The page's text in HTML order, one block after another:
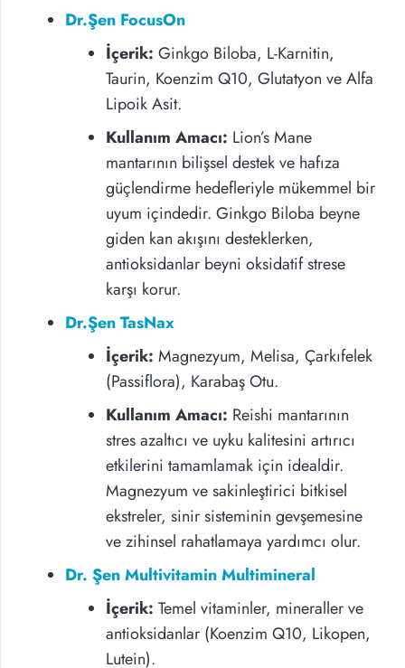
Dr.Şen FocusOn
İçerik: Ginkgo Biloba, L-Karnitin,
Taurin, Koenzim Q10, Glutatyon ve Alfa
Lipoik Asit.
Kullanım Amacı: Lion’s Mane
mantarının bilişsel destek ve hafıza
güçlendirme hedefleriyle mükemmel bir
uyum içindedir. Ginkgo Biloba beyne
giden kan akışını desteklerken,
antioksidanlar beyni oksidatif strese
karşı korur.
Dr.Şen TasNax
İçerik: Magnezyum, Melisa, Çarkıfelek
(Passiflora), Karabaş Otu.
Kullanım Amacı: Reishi mantarının
stres azaltıcı ve uyku kalitesini artırıcı
etkilerini tamamlamak için idealdir.
Magnezyum ve sakinleştirici bitkisel
ekstreler, sinir sisteminin gevşemesine
ve zihinsel rahatlamaya yardımcı olur.
Dr. Şen Multivitamin Multimineral
İçerik: Temel vitaminler, mineraller ve
antioksidanlar (Koenzim Q10, Likopen,
Lutein).